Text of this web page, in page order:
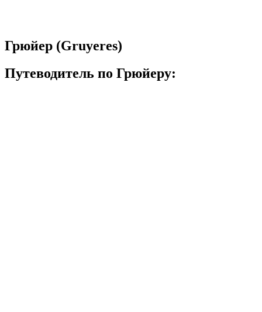
Грюйер (Gruyeres)
Путеводитель по Грюйеру: